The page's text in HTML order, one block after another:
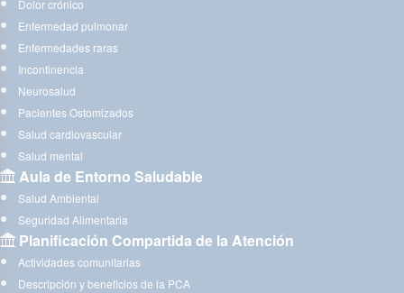
Dolor crónico
Enfermedad pulmonar
Enfermedades raras
Incontinencia
Neurosalud
Pacientes Ostomizados
Salud cardiovascular
Salud mental
Aula de Entorno Saludable
Salud Ambiental
Seguridad Alimentaria
Planificación Compartida de la Atención
Actividades comunitarias
Descripción y beneficios de la PCA